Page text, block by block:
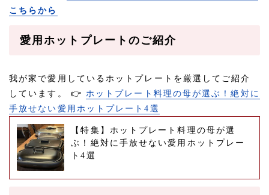
こちらから
愛用ホットプレートのご紹介
我が家で愛用しているホットプレートを厳選してご紹介
しています。 👉 ホットプレート料理の母が選ぶ！絶対に
手放せない愛用ホットプレート4選
【特集】ホットプレート料理の母が選
ぶ！絶対に手放せない愛用ホットプレー
ト4選